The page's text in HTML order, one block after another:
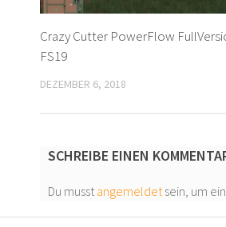
Crazy Cutter PowerFlow
FS19
DEZEMBER 6, 2018
SCHREIBE EINEN
Du musstangemeldetsein, um